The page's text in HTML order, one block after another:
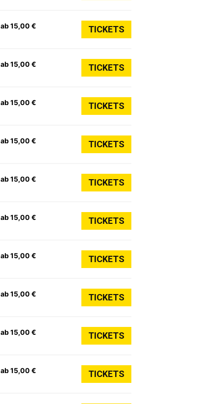
ab 15,00 € TICKETS
ab 15,00 € TICKETS
ab 15,00 € TICKETS
ab 15,00 € TICKETS
ab 15,00 € TICKETS
ab 15,00 € TICKETS
ab 15,00 € TICKETS
ab 15,00 € TICKETS
ab 15,00 € TICKETS
ab 15,00 € TICKETS